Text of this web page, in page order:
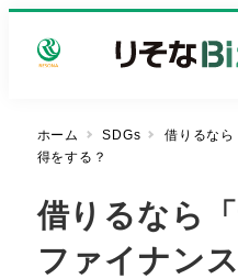
ホーム SDGs
借りるな
得をする？
借りるなら
ファイナン